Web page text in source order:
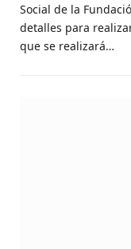
Social de la
detalles para
que se realizará…